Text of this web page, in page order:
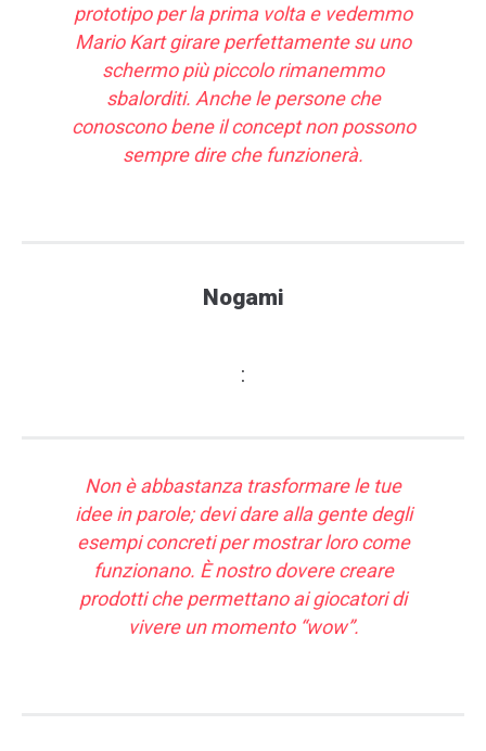
prototipo per la prima volta e vedemmo
Mario Kart girare perfettamente su uno
schermo più piccolo rimanemmo
sbalorditi. Anche le persone che
conoscono bene il concept non possono
sempre dire che funzionerà.
Nogami
:
Non è abbastanza trasformare le tue
idee in parole; devi dare alla gente degli
esempi concreti per mostrar loro come
funzionano. È nostro dovere creare
prodotti che permettano ai giocatori di
vivere un momento “wow”.